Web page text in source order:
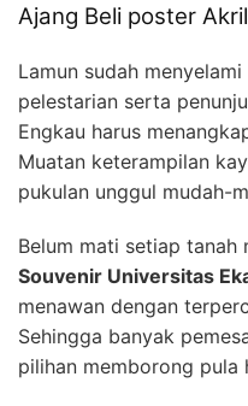
Ajang Beli poster
Lamun sudah
pelestarian serta
Engkau harus
Muatan keterampilan
pukulan unggul mudah-
Belum mati setiap tanah
Souvenir Universitas
menawan dengan
Sehingga banyak
pilihan memborong pula